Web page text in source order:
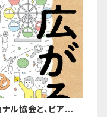
ル協会と、ビア検主